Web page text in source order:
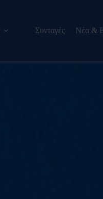
Συνταγές Νέα &